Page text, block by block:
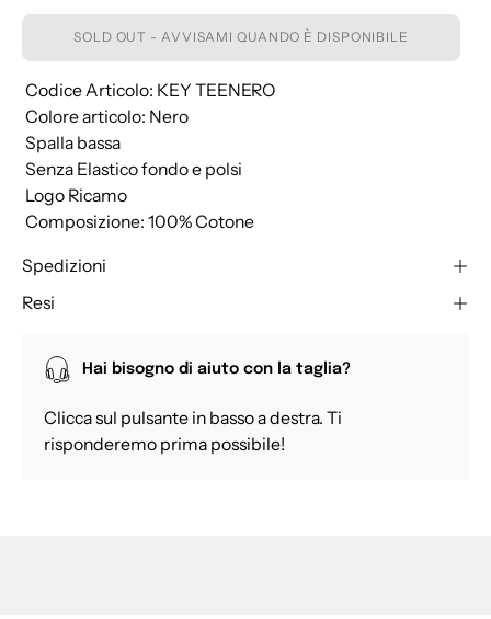
SOLD OUT - AVVISAMI QUANDO È DISPONIBILE
 Codice Articolo: KEY TEENERO
 Colore articolo: Nero
 Spalla bassa
 Senza Elastico fondo e polsi
 Logo Ricamo
 Composizione: 100% Cotone
Spedizioni
Resi
Hai bisogno di aiuto con la taglia?
Clicca sul pulsante in basso a destra. Ti
risponderemo prima possibile!